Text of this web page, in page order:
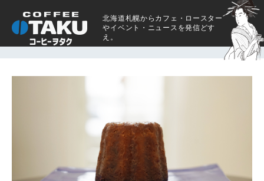
北海道札幌からカフェ・ロースター
やイベント・ニュースを発信どす
え。